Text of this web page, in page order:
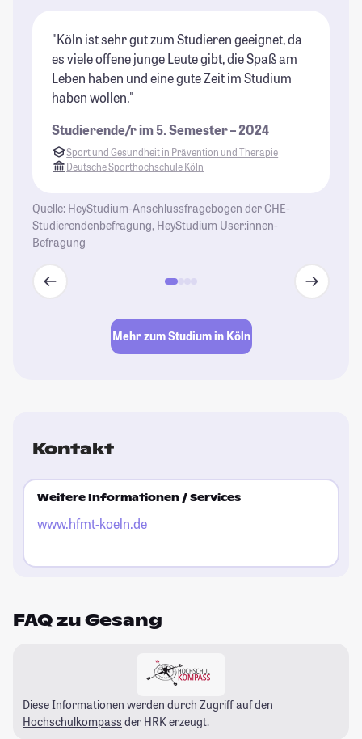
"Köln ist sehr gut zum Studieren geeignet, da
es viele offene junge Leute gibt, die Spaß am
Leben haben und eine gute Zeit im Studium
haben wollen."
Studierende/r im 5. Semester – 2024
Sport und Gesundheit in Prävention und Therapie
Deutsche Sporthochschule Köln
Quelle: HeyStudium-Anschlussfragebogen der CHE-
Studierendenbefragung, HeyStudium User:innen-
Befragung
Mehr zum Studium in Köln
Kontakt
Weitere Informationen / Services
www.hfmt-koeln.de
FAQ zu Gesang
Diese Informationen werden durch Zugriff auf den
Hochschulkompass der HRK erzeugt.